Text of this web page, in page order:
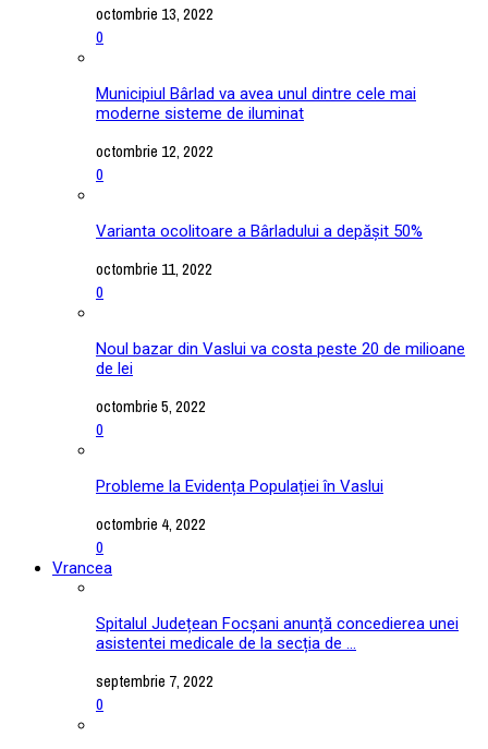
octombrie 13, 2022
0
Municipiul Bârlad va avea unul dintre cele mai
moderne sisteme de iluminat
octombrie 12, 2022
0
Varianta ocolitoare a Bârladului a depășit 50%
octombrie 11, 2022
0
Noul bazar din Vaslui va costa peste 20 de milioane
de lei
octombrie 5, 2022
0
Probleme la Evidența Populației în Vaslui
octombrie 4, 2022
0
Vrancea
Spitalul Județean Focșani anunță concedierea unei
asistentei medicale de la secția de ...
septembrie 7, 2022
0